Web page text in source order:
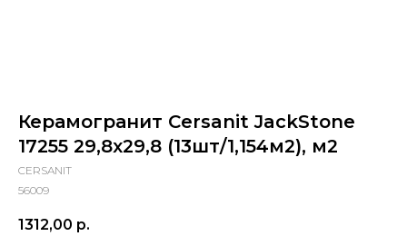
Керамогранит Cersanit JackStone
17255 29,8x29,8 (13шт/1,154м2), м2
CERSANIT
56009
1312,00 р.